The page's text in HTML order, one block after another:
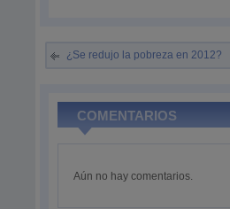
¿Se redujo la pobreza en 2012?
COMENTARIOS
Aún no hay comentarios.